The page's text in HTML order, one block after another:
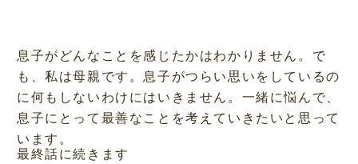
息子がどんなことを感じたかはわかりません。で
も、私は母親です。息子がつらい思いをしているの
に何もしないわけにはいきません。一緒に悩んで、
息子にとって最善なことを考えていきたいと思って
います。
最終話に続きます